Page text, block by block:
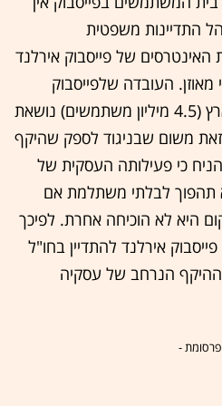
התדיינות משפטית
האינטרסים של פייסבוק אירלנד
העובדה שלפייסבוק
אירלנד יש לקוחות רבים בארץ (4.5 מיליון משתמשים) נושאת
משום שבניגוד לספק שהיקף
כי פעילותה העסקית של
תהפוך לבלתי משתלמת אם
היא לא הוכיחה אחרת. לפיכך
אירלנד להתדיין בחו"ל
הנרחב של עסקיה
-